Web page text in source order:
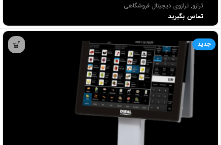
ترازو, ترازوی دیجیتال فروشگاهی
تماس بگیرید
جدید